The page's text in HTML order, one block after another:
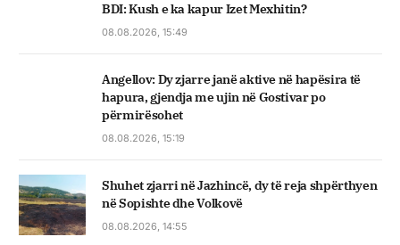
BDI: Kush e ka kapur Izet Mexhitin?
08.08.2026, 15:49
Angellov: Dy zjarre janë aktive në hapësira të
hapura, gjendja me ujin në Gostivar po
përmirësohet
08.08.2026, 15:19
Shuhet zjarri në Jazhincë, dy të reja shpërthyen
në Sopishte dhe Volkovë
08.08.2026, 14:55